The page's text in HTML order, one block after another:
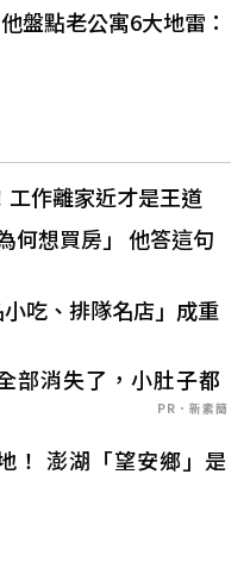
盤點老公寓6大地雷：
工作離家近才是王道
何想買房」 他答這句
吃、排隊名店」成重
部消失了，小肚子都
PR．新素簡
！ 澎湖「望安鄉」是